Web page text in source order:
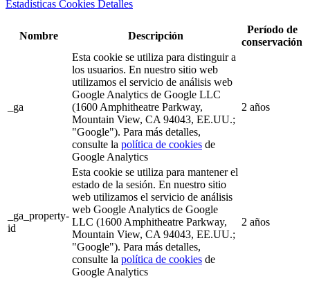
Estadísticas Cookies Detalles
Nombre Descripción
Período de
conservación
_ga
Esta cookie se utiliza para distinguir a
los usuarios. En nuestro sitio web
utilizamos el servicio de análisis web
Google Analytics de Google LLC
(1600 Amphitheatre Parkway,
Mountain View, CA 94043, EE.UU.;
"Google"). Para más detalles,
consulte la política de cookies de
Google Analytics
2 años
_ga_property-
id
Esta cookie se utiliza para mantener el
estado de la sesión. En nuestro sitio
web utilizamos el servicio de análisis
web Google Analytics de Google
LLC (1600 Amphitheatre Parkway,
Mountain View, CA 94043, EE.UU.;
"Google"). Para más detalles,
consulte la política de cookies de
Google Analytics
2 años